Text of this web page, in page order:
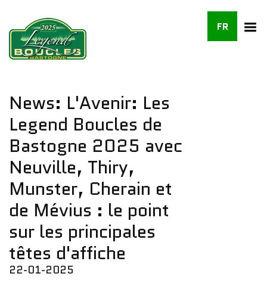
FR
News: L'Avenir: Les
Legend Boucles de
Bastogne 2025 avec
Neuville, Thiry,
Munster, Cherain et
de Mévius : le point
sur les principales
têtes d'affiche
22-01-2025